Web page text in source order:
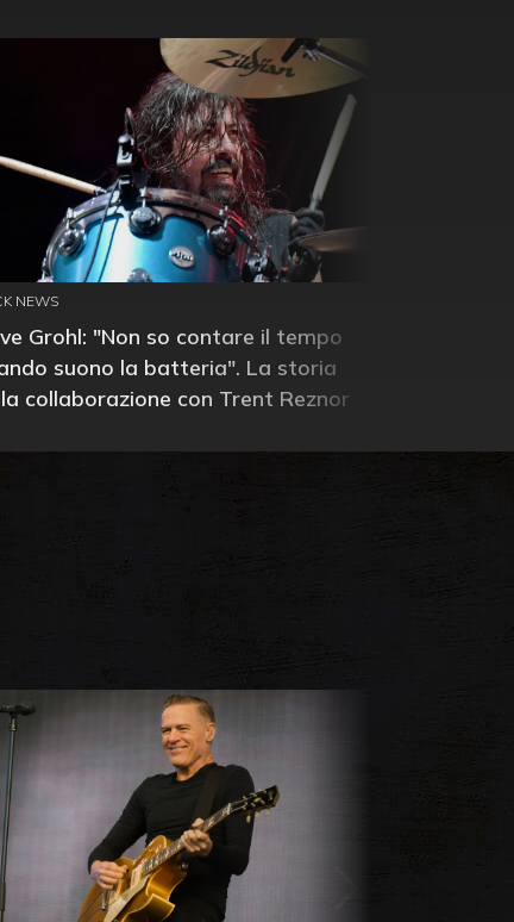
NEWS
Grohl: "Non so contare il tempo
suono la batteria". La storia
collaborazione con Trent Reznor